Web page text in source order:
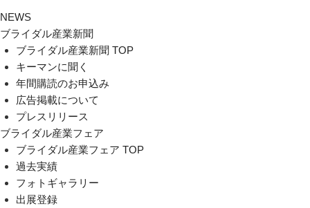
NEWS
ブライダル産業新聞
ブライダル産業新聞 TOP
キーマンに聞く
年間購読のお申込み
広告掲載について
プレスリリース
ブライダル産業フェア
ブライダル産業フェア TOP
過去実績
フォトギャラリー
出展登録